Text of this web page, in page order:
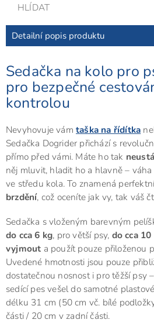
HLÍDAT
Detailní popis produktu
Sedačka na kolo pro
pro bezpečné
kontrolou
Nevyhovuje vám taška na řídítka
Sedačka Dogrider přichází s
přímo před vámi. Máte ho tak
něj mluvit, hladit ho a hlavně – váha
ve středu kola. To znamená
brzdění, což oceníte jak vy, tak váš
Sedačka s vloženým barevným
do cca 6 kg, pro větší psy, do cca
vyjmout a použít pouze přiloženou
Uvedené hmotnosti jsou pouze
dostatečnou nosnost i pro těžší psy
sedící pes vešel do samotné
délku 31 cm (50 cm vč. bílé
části / 20 cm v zadní části.